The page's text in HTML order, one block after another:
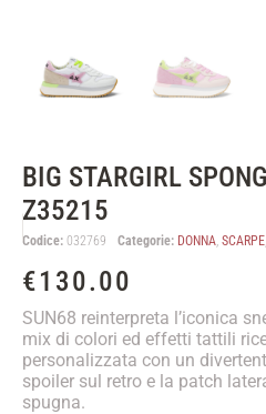
BIG STARGIRL
Z35215
Codice: 032769 Categorie: DONNA, SCARPE
€130.00
SUN68 reinterpreta l’iconica
mix di colori ed effetti tattili
personalizzata con un
spoiler sul retro e la patch
spugna.